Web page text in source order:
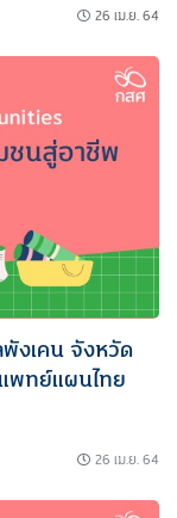
26 เม.ย. 64
งเคน จังหวัด
พทย์แผนไทย
26 เม.ย. 64